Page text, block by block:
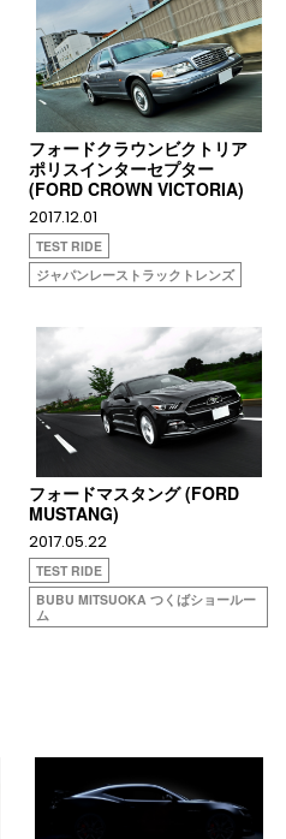
フォードクラウンビクトリア
ポリスインターセプター
(FORD CROWN VICTORIA)
2017.12.01
TEST RIDE
ジャパンレーストラックトレンズ
フォードマスタング (FORD
MUSTANG)
2017.05.22
TEST RIDE
BUBU MITSUOKA つくばショールー
ム